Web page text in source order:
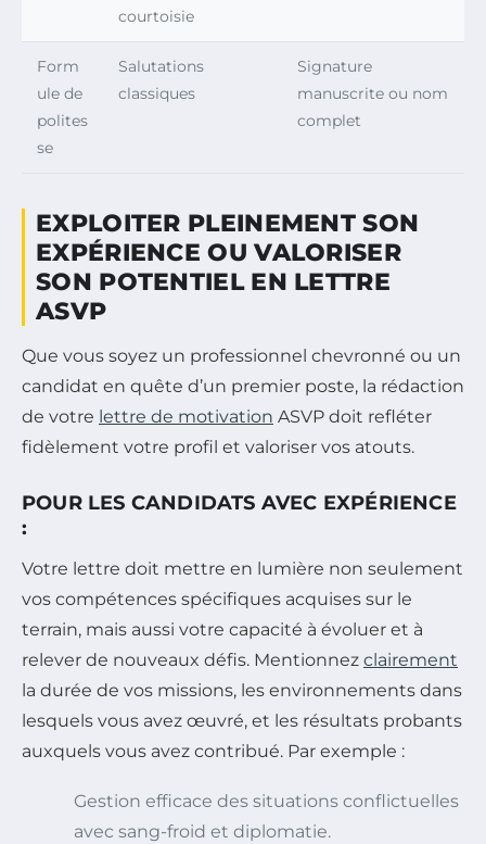
courtoisie
Form
ule de
polites
se
Salutations
classiques
Signature
manuscrite ou nom
complet
EXPLOITER PLEINEMENT SON
EXPÉRIENCE OU VALORISER
SON POTENTIEL EN LETTRE
ASVP
Que vous soyez un professionnel chevronné ou un
candidat en quête d’un premier poste, la rédaction
de votre lettre de motivation ASVP doit refléter
fidèlement votre profil et valoriser vos atouts.
POUR LES CANDIDATS AVEC EXPÉRIENCE
:
Votre lettre doit mettre en lumière non seulement
vos compétences spécifiques acquises sur le
terrain, mais aussi votre capacité à évoluer et à
relever de nouveaux défis. Mentionnez clairement
la durée de vos missions, les environnements dans
lesquels vous avez œuvré, et les résultats probants
auxquels vous avez contribué. Par exemple :
Gestion efficace des situations conflictuelles
avec sang-froid et diplomatie.